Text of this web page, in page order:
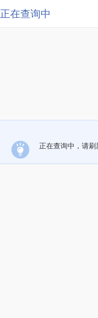
正在查询中
正在查询中，请刷